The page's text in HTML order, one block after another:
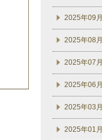
2025年09月
2025年08月
2025年07月
2025年06月
2025年03月
2025年01月